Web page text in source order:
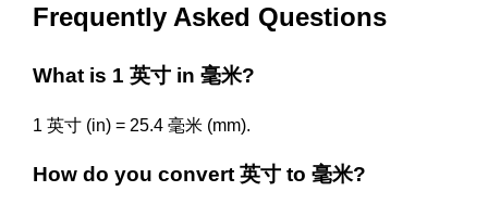
Frequently Asked Questions
What is 1 英寸 in 毫米?
1 英寸 (in) = 25.4 毫米 (mm).
How do you convert 英寸 to 毫米?